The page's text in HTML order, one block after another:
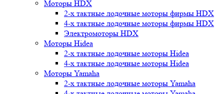
Моторы HDX
2-х тактные лодочные моторы фирмы HDX
4-х тактные лодочные моторы фирмы HDX
Электромоторы HDX
Моторы Hidea
2-х тактные лодочные моторы Hidea
4-х тактные лодочные моторы Hidea
Моторы Yamaha
2-х тактные лодочные моторы Yamaha